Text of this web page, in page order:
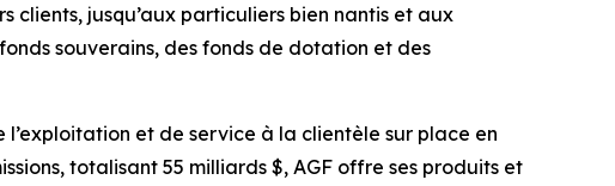
clients, jusqu’aux particuliers bien nantis et aux
souverains, des fonds de dotation et des
et de service à la clientèle sur place en
totalisant 55 milliards $, AGF offre ses produits et